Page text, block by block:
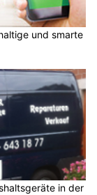
und smarte
in der